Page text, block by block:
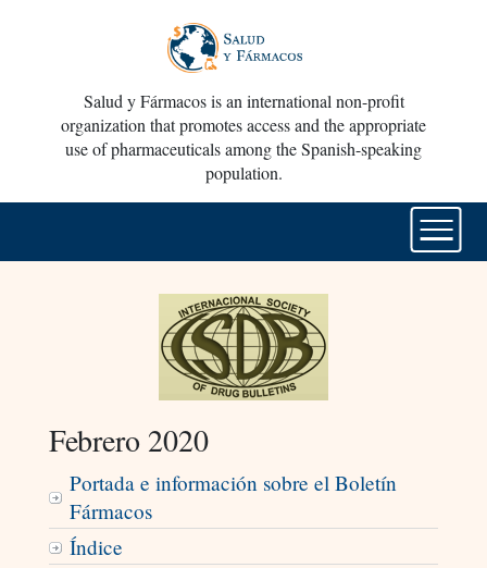
Salud y Fármacos is an international non-profit
organization that promotes access and the appropriate
use of pharmaceuticals among the Spanish-speaking
population.
Febrero 2020
Portada e información sobre el Boletín
Fármacos
Índice